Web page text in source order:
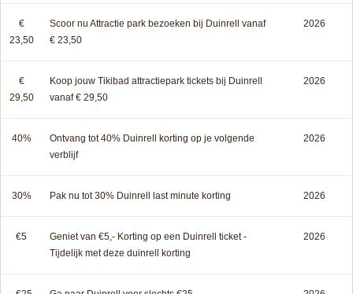
€
23,50
Scoor nu Attractie park bezoeken bij Duinrell vanaf
€ 23,50
2026
€
29,50
Koop jouw Tikibad attractiepark tickets bij Duinrell
vanaf € 29,50
2026
40%
Ontvang tot 40% Duinrell korting op je volgende
verblijf
2026
30% Pak nu tot 30% Duinrell last minute korting 2026
€5
Geniet van €5,- Korting op een Duinrell ticket -
Tijdelijk met deze duinrell korting
2026